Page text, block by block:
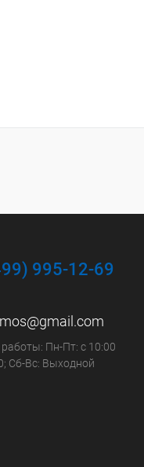
995-12-69
Пн-Пт: с 10:00
Сб-Вс: Выходной